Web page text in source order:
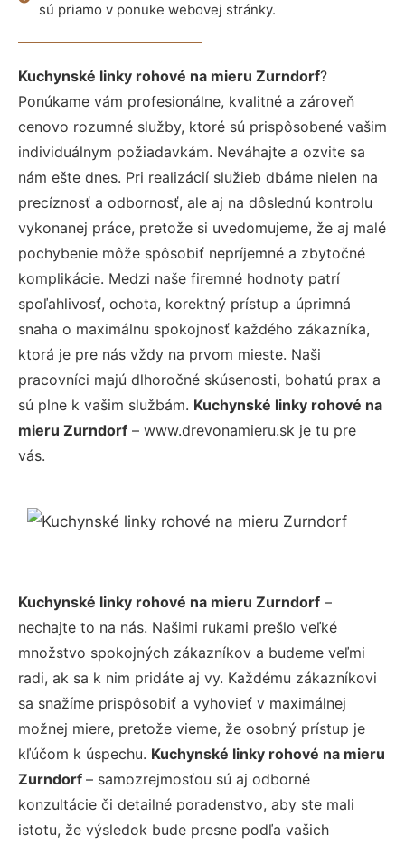
sú priamo v ponuke webovej stránky.
Kuchynské linky rohové na mieru Zurndorf?
Ponúkame vám profesionálne, kvalitné a zároveň
cenovo rozumné služby, ktoré sú prispôsobené vašim
individuálnym požiadavkám. Neváhajte a ozvite sa
nám ešte dnes. Pri realizácií služieb dbáme nielen na
precíznosť a odbornosť, ale aj na dôslednú kontrolu
vykonanej práce, pretože si uvedomujeme, že aj malé
pochybenie môže spôsobiť nepríjemné a zbytočné
komplikácie. Medzi naše firemné hodnoty patrí
spoľahlivosť, ochota, korektný prístup a úprimná
snaha o maximálnu spokojnosť každého zákazníka,
ktorá je pre nás vždy na prvom mieste. Naši
pracovníci majú dlhoročné skúsenosti, bohatú prax a
sú plne k vašim službám. Kuchynské linky rohové na
mieru Zurndorf – www.drevonamieru.sk je tu pre
vás.
Kuchynské linky rohové na mieru Zurndorf –
nechajte to na nás. Našimi rukami prešlo veľké
množstvo spokojných zákazníkov a budeme veľmi
radi, ak sa k nim pridáte aj vy. Každému zákazníkovi
sa snažíme prispôsobiť a vyhovieť v maximálnej
možnej miere, pretože vieme, že osobný prístup je
kľúčom k úspechu. Kuchynské linky rohové na mieru
Zurndorf – samozrejmosťou sú aj odborné
konzultácie či detailné poradenstvo, aby ste mali
istotu, že výsledok bude presne podľa vašich